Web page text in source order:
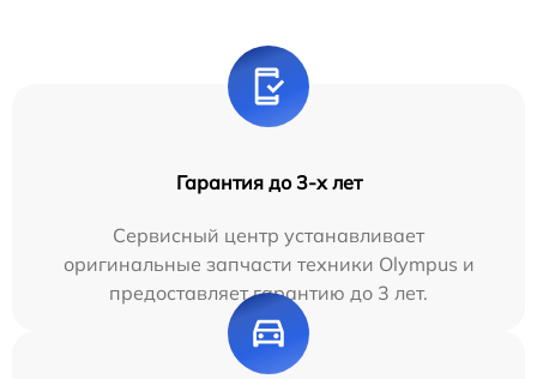
Гарантия до 3-х лет
Сервисный центр устанавливает
оригинальные запчасти техники Olympus и
предоставляет гарантию до 3 лет.